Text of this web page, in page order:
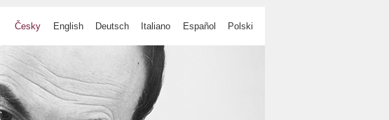
Česky English Deutsch Italiano Español Polski